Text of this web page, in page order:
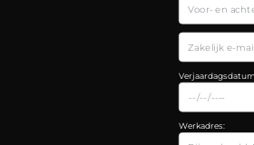
Werkadres: